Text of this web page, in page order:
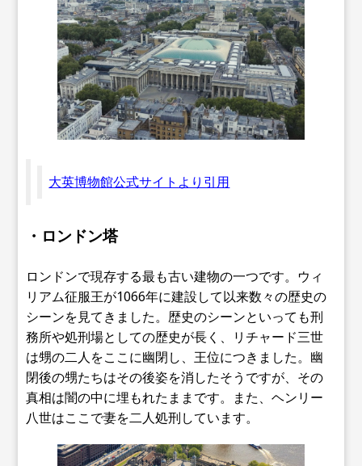
大英博物館公式サイトより引用
・ロンドン塔
ロンドンで現存する最も古い建物の一つです。ウィ
リアム征服王が1066年に建設して以来数々の歴史の
シーンを見てきました。歴史のシーンといっても刑
務所や処刑場としての歴史が長く、リチャード三世
は甥の二人をここに幽閉し、王位につきました。幽
閉後の甥たちはその後姿を消したそうですが、その
真相は闇の中に埋もれたままです。また、ヘンリー
八世はここで妻を二人処刑しています。